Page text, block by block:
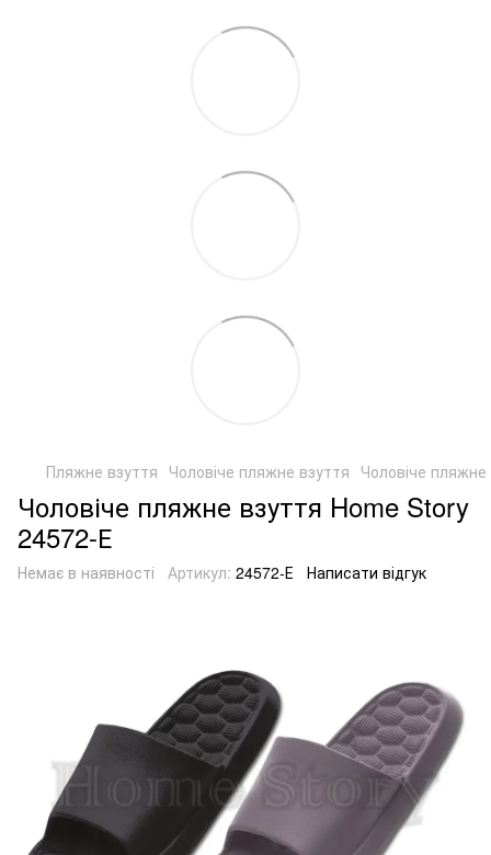
Пляжне взуття Чоловіче пляжне взуття Чоловіче
Чоловіче пляжне взуття Home Story
24572-Е
Немає в наявності Артикул: 24572-Е Написати відгук